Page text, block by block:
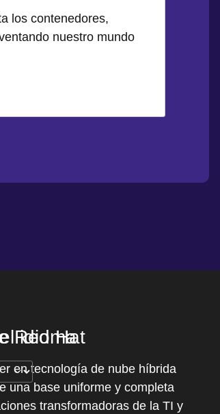
los contenedores,
nuestro mundo
Red Hat
en tecnología de nube híbrida
una base uniforme y completa
transformadoras de la TI y
idioma